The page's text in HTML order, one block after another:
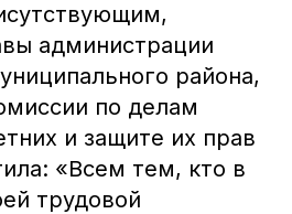
администрации
района,
по делам
и защите их прав
«Всем тем, кто в
трудовой